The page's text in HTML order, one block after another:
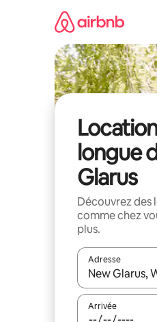
longue
Glarus
Découvrez des
comme chez
plus.
Adresse
Lorsque les
Arrivée